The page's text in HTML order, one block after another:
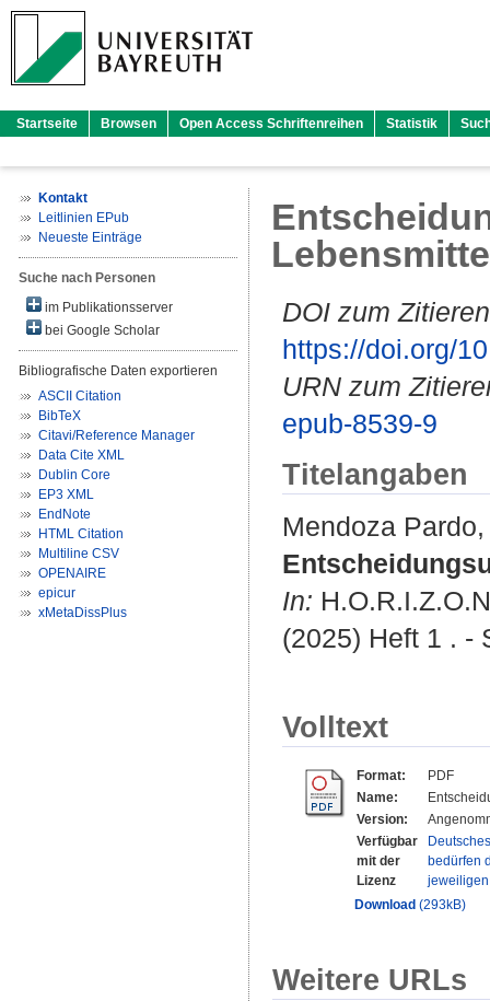
Startseite Browsen Open Access Schriftenreihen Statistik
Kontakt
Leitlinien EPub
Neueste Einträge
Suche nach Personen
im Publikationsserver
bei Google Scholar
Bibliografische Daten exportieren
ASCII Citation
BibTeX
Citavi/Reference Manager
Data Cite XML
Dublin Core
EP3 XML
EndNote
HTML Citation
Multiline CSV
OPENAIRE
epicur
xMetaDissPlus
DOI zum
https://doi.org/
URN zum
epub-8539-9
Titelangaben
Mendoza
In:
(2025) Heft 1 . -
Volltext
Format:
PDF
Name:
Version:
Verfügbar
mit der
Lizenz
bedürfen
Download (293kB)
Weitere URLs